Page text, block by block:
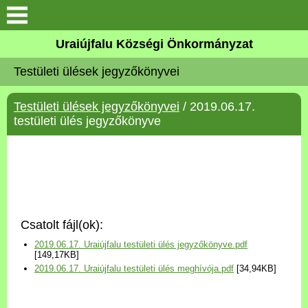
Köszöntő
Elérhetőségek
Uraiújfalu
Választási információk
Versenyképes Járások
Uraiújfalu Községi Önkormányzat
Testületi ülések jegyzőkönyvei
Testületi ülések jegyzőkönyvei / 2019.06.17.
testületi ülés jegyzőkönyve
Csatolt fájl(ok):
2019.06.17. Uraiújfalu testületi ülés jegyzőkönyve.pdf
[149,17KB]
2019.06.17. Uraiújfalu testületi ülés meghívója.pdf [34,94KB]